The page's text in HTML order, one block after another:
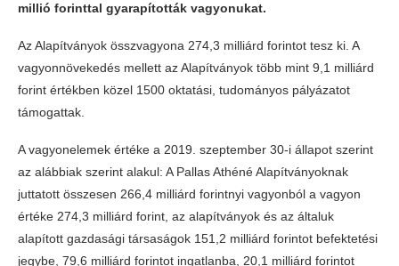
millió forinttal gyarapították vagyonukat.
Az Alapítványok összvagyona 274,3 milliárd forintot tesz ki. A
vagyonnövekedés mellett az Alapítványok több mint 9,1 milliárd
forint értékben közel 1500 oktatási, tudományos pályázatot
támogattak.
A vagyonelemek értéke a 2019. szeptember 30-i állapot szerint
az alábbiak szerint alakul: A Pallas Athéné Alapítványoknak
juttatott összesen 266,4 milliárd forintnyi vagyonból a vagyon
értéke 274,3 milliárd forint, az alapítványok és az általuk
alapított gazdasági társaságok 151,2 milliárd forintot befektetési
jegybe, 79,6 milliárd forintot ingatlanba, 20,1 milliárd forintot